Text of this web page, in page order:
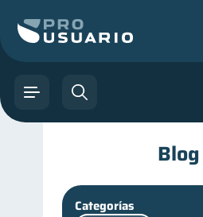
Blog
Categorías